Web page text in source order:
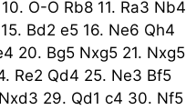
10. O-O Rb8 11. Ra3 Nb4
15. Bd2 e5 16. Ne6 Qh4
20. Bg5 Nxg5 21. Nxg5
Re2 Qd4 25. Ne3 Bf5
Nxd3 29. Qd1 c4 30. Nf5